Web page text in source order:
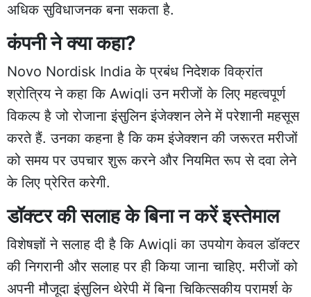
अधिक सुविधाजनक बना सकता है.
कंपनी ने क्या कहा?
Novo Nordisk India के प्रबंध निदेशक विक्रांत
श्रोत्रिय ने कहा कि Awiqli उन मरीजों के लिए महत्वपूर्ण
विकल्प है जो रोजाना इंसुलिन इंजेक्शन लेने में परेशानी महसूस
करते हैं. उनका कहना है कि कम इंजेक्शन की जरूरत मरीजों
को समय पर उपचार शुरू करने और नियमित रूप से दवा लेने
के लिए प्रेरित करेगी.
डॉक्टर की सलाह के बिना न करें इस्तेमाल
विशेषज्ञों ने सलाह दी है कि Awiqli का उपयोग केवल डॉक्टर
की निगरानी और सलाह पर ही किया जाना चाहिए. मरीजों को
अपनी मौजूदा इंसुलिन थेरेपी में बिना चिकित्सकीय परामर्श के